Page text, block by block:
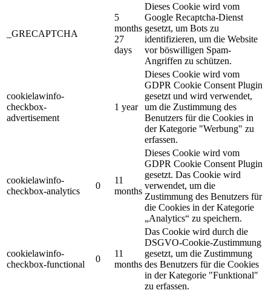
_GRECAPTCHA
5
months
27
days
Dieses Cookie wird vom
Google Recaptcha-Dienst
gesetzt, um Bots zu
identifizieren, um die Website
vor böswilligen Spam-
Angriffen zu schützen.
cookielawinfo-
checkbox-
advertisement
1 year
Dieses Cookie wird vom
GDPR Cookie Consent Plugin
gesetzt und wird verwendet,
um die Zustimmung des
Benutzers für die Cookies in
der Kategorie "Werbung" zu
erfassen.
cookielawinfo-
checkbox-analytics
0
11
months
Dieses Cookie wird vom
GDPR Cookie Consent Plugin
gesetzt. Das Cookie wird
verwendet, um die
Zustimmung des Benutzers für
die Cookies in der Kategorie
„Analytics“ zu speichern.
cookielawinfo-
checkbox-functional
0
11
months
Das Cookie wird durch die
DSGVO-Cookie-Zustimmung
gesetzt, um die Zustimmung
des Benutzers für die Cookies
in der Kategorie "Funktional"
zu erfassen.